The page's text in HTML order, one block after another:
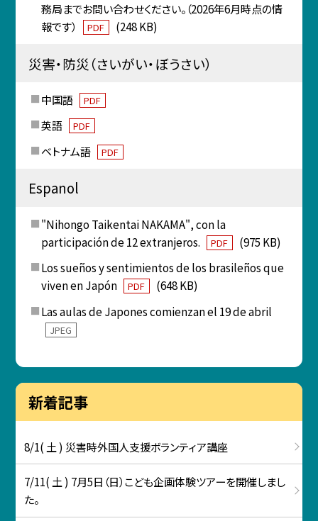
務局までお問い合わせください。（2026年6月時点の情
報です）
PDF (248 KB)
災害・防災（さいがい・ぼうさい）
中国語 PDF
英語 PDF
ベトナム語 PDF
Espanol
"Nihongo Taikentai NAKAMA", con la
participación de 12 extranjeros.
PDF
(975 KB)
Los sueños y sentimientos de los brasileños que
viven en Japón
PDF
(648 KB)
Las aulas de Japones comienzan el 19 de abril
JPEG
新着記事
8/1( 土 ) 災害時外国人支援ボランティア講座
7/11( 土 ) 7月5日（日）こども企画体験ツアーを開催しまし
た。